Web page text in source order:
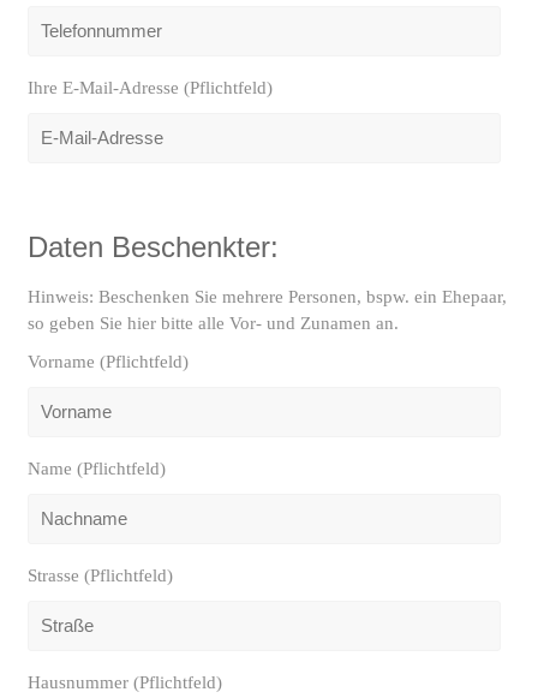
Ihre E-Mail-Adresse (Pflichtfeld)
Daten Beschenkter:
Hinweis: Beschenken Sie mehrere Personen, bspw. ein Ehepaar,
so geben Sie hier bitte alle Vor- und Zunamen an.
Vorname (Pflichtfeld)
Name (Pflichtfeld)
Strasse (Pflichtfeld)
Hausnummer (Pflichtfeld)